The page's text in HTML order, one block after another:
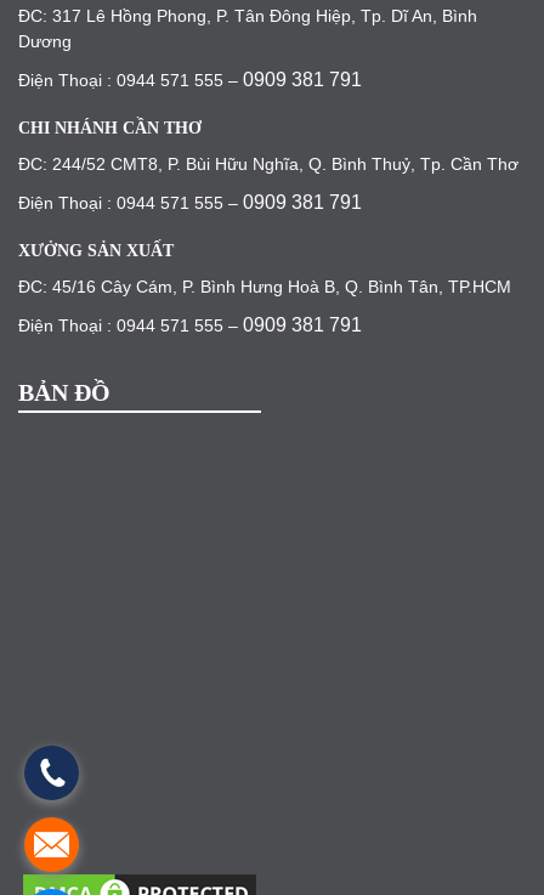
ĐC: 317 Lê Hồng Phong, P. Tân Đông Hiệp, Tp. Dĩ An, Bình
Dương
Điện Thoại : 0944 571 555 – 0909 381 791
CHI NHÁNH CẦN THƠ
ĐC: 244/52 CMT8, P. Bùi Hữu Nghĩa, Q. Bình Thuỷ, Tp. Cần Thơ
Điện Thoại : 0944 571 555 – 0909 381 791
XƯỞNG SẢN XUẤT
ĐC: 45/16 Cây Cám, P. Bình Hưng Hoà B, Q. Bình Tân, TP.HCM
Điện Thoại : 0944 571 555 – 0909 381 791
BẢN ĐỒ